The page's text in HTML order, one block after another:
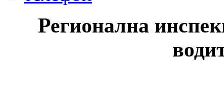
Регионална